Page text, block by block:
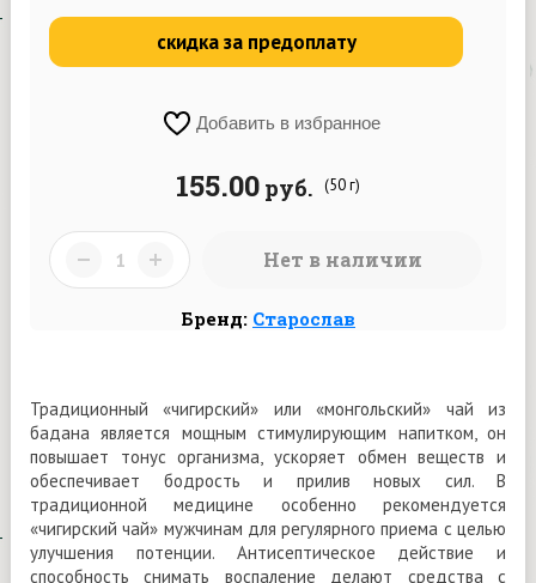
скидка за предоплату
Добавить в избранное
155.00 руб. (50 г)
Нет в наличии
Бренд: Старослав
Традиционный «чигирский» или «монгольский» чай из
бадана является мощным стимулирующим напитком, он
повышает тонус организма, ускоряет обмен веществ и
обеспечивает бодрость и прилив новых сил. В
традиционной медицине особенно рекомендуется
«чигирский чай» мужчинам для регулярного приема с целью
улучшения потенции. Антисептическое действие и
способность снимать воспаление делают средства с